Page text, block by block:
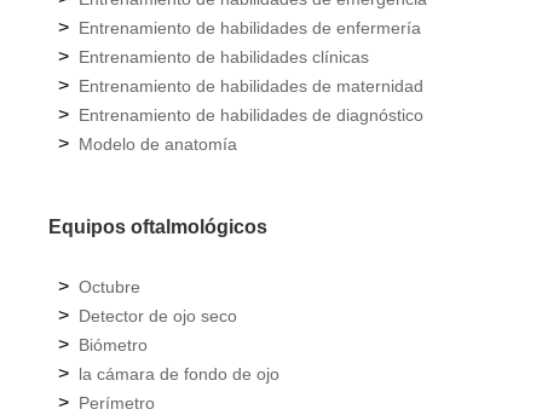
> Entrenamiento de habilidades de enfermería
> Entrenamiento de habilidades clínicas
> Entrenamiento de habilidades de maternidad
> Entrenamiento de habilidades de diagnóstico
> Modelo de anatomía
Equipos oftalmológicos
> Octubre
> Detector de ojo seco
> Biómetro
> la cámara de fondo de ojo
> Perímetro